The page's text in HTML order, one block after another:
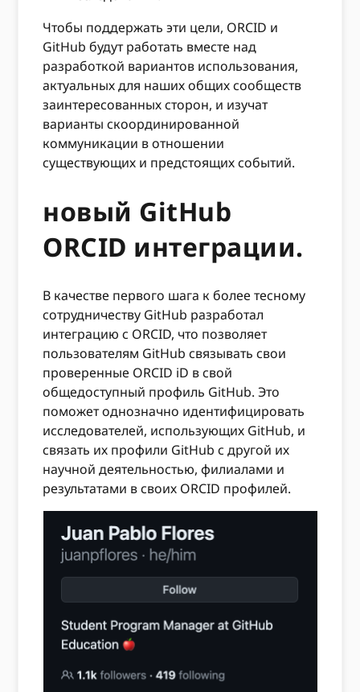
Чтобы поддержать эти цели, ORCID и
GitHub будут работать вместе над
разработкой вариантов использования,
актуальных для наших общих сообществ
заинтересованных сторон, и изучат
варианты скоординированной
коммуникации в отношении
существующих и предстоящих событий.
новый GitHub
ORCID интеграции.
В качестве первого шага к более тесному
сотрудничеству GitHub разработал
интеграцию с ORCID, что позволяет
пользователям GitHub связывать свои
проверенные ORCID iD в свой
общедоступный профиль GitHub. Это
поможет однозначно идентифицировать
исследователей, использующих GitHub, и
связать их профили GitHub с другой их
научной деятельностью, филиалами и
результатами в своих ORCID профилей.